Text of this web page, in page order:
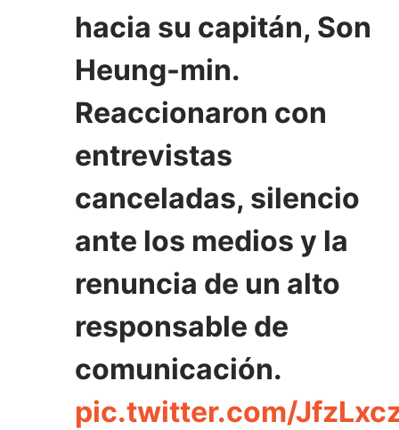
hacia su capitán, Son
Heung-min.
Reaccionaron con
entrevistas
canceladas, silencio
ante los medios y la
renuncia de un alto
responsable de
comunicación.
pic.twitter.com/